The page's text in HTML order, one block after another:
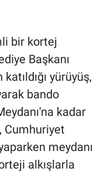
bir kortej
Başkanı
yürüyüş,
bando
kadar
Cumhuriyet
meydanı
alkışlarla